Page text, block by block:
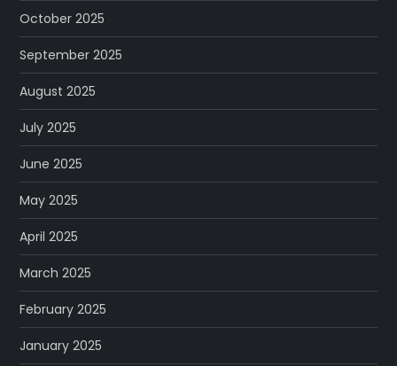
October 2025
September 2025
August 2025
July 2025
June 2025
May 2025
April 2025
March 2025
February 2025
January 2025